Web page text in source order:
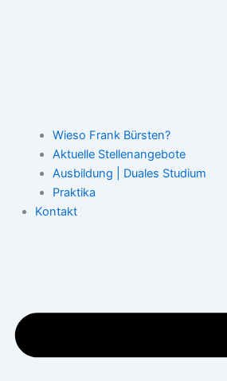
Wieso Frank Bürsten?
Aktuelle Stellenangebote
Ausbildung | Duales Studium
Praktika
Kontakt